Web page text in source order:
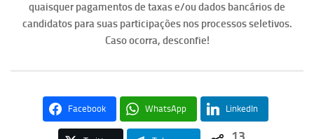
quaisquer pagamentos de taxas e/ou dados bancários de
candidatos para suas participações nos processos seletivos.
Caso ocorra, desconfie!
Facebook WhatsApp LinkedIn